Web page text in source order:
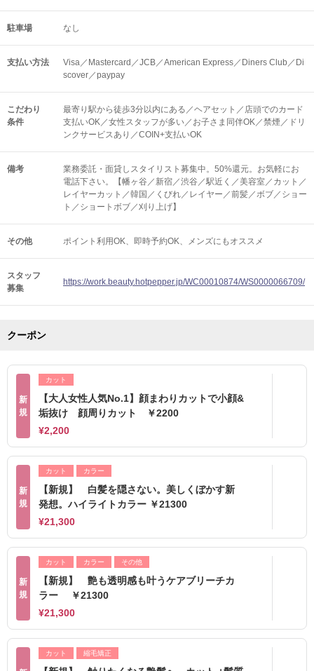
駐車場 なし
支払い方法
Visa／Mastercard／JCB／American Express／Diners Club／Di
scover／paypay
こだわり
条件
最寄り駅から徒歩3分以内にある／ヘアセット／店頭でのカード
支払いOK／女性スタッフが多い／お子さま同伴OK／禁煙／ドリ
ンクサービスあり／COIN+支払いOK
備考
業務委託・面貸しスタイリスト募集中。50%還元。お気軽にお
電話下さい。【幡ヶ谷／新宿／渋谷／駅近く／美容室／カット／
レイヤーカット／韓国／くびれ／レイヤー／前髪／ボブ／ショー
ト／ショートボブ／刈り上げ】
その他 ポイント利用OK 即時予約OK メンズにもオススメ
スタッフ
募集
https://work.beauty.hotpepper.jp/WC00010874/WS0000066709/
クーポン
新
規
カット
【大人女性人気No.1】顔まわりカットで小顔&
垢抜け 顔周りカット ￥2200
¥2,200
新
規
カット カラー
【新規】 白髪を隠さない。美しくぼかす新
発想。ハイライトカラー ￥21300
¥21,300
新
規
カット カラー その他
【新規】 艶も透明感も叶うケアブリーチカ
ラー ￥21300
¥21,300
カット 縮毛矯正